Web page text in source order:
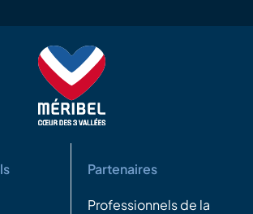
Partenaires
Professionnels de la